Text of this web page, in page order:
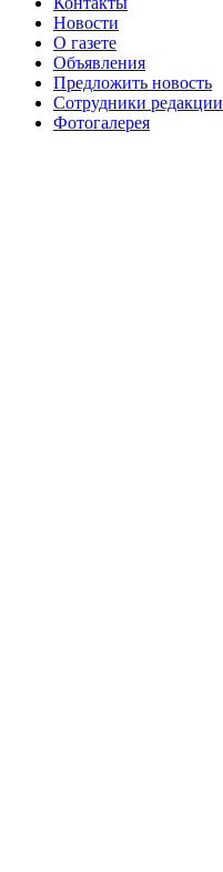
августа 2016 г
августа 2012 г
Новости
О газете
Объявления
Предложить новость
Сотрудники редакции
Фотогалерея